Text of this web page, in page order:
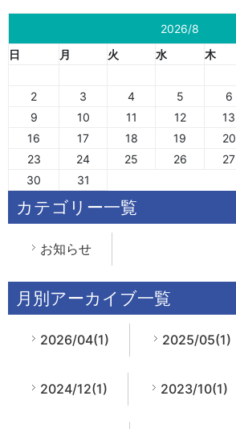
2026/8
日
月 火 水 木
2
3 4 5 6
9
10 11 12 13
16
17 18 19 20
23
24 25 26 27
30
31
カテゴリー一覧
お知らせ
月別アーカイブ一覧
2026/04(1) 2025/05(1)
2024/12(1) 2023/10(1)